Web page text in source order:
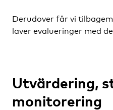
Derudover får vi
laver evalueringer med
Utvärdering,
monitorering